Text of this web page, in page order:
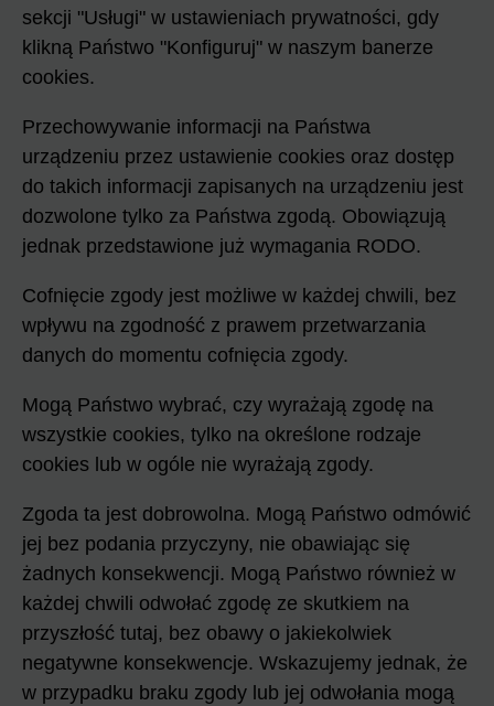
sekcji "Usługi" w ustawieniach prywatności, gdy
klikną Państwo "Konfiguruj" w naszym banerze
cookies.
Przechowywanie informacji na Państwa
urządzeniu przez ustawienie cookies oraz dostęp
do takich informacji zapisanych na urządzeniu jest
dozwolone tylko za Państwa zgodą. Obowiązują
jednak przedstawione już wymagania RODO.
Cofnięcie zgody jest możliwe w każdej chwili, bez
wpływu na zgodność z prawem przetwarzania
danych do momentu cofnięcia zgody.
Mogą Państwo wybrać, czy wyrażają zgodę na
wszystkie cookies, tylko na określone rodzaje
cookies lub w ogóle nie wyrażają zgody.
Zgoda ta jest dobrowolna. Mogą Państwo odmówić
jej bez podania przyczyny, nie obawiając się
żadnych konsekwencji. Mogą Państwo również w
każdej chwili odwołać zgodę ze skutkiem na
przyszłość tutaj, bez obawy o jakiekolwiek
negatywne konsekwencje. Wskazujemy jednak, że
w przypadku braku zgody lub jej odwołania mogą